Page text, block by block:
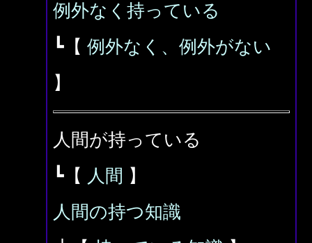
例外なく持っている
┗【 例外なく、例外がない
】
人間が持っている
┗【 人間 】
人間の持つ知識